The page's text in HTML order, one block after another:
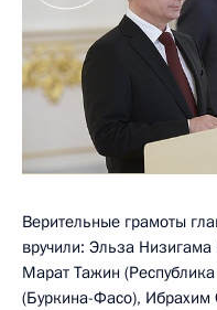
Верительные грамоты
вручили: Эльза
Марат Тажин
(Буркина-Фасо),